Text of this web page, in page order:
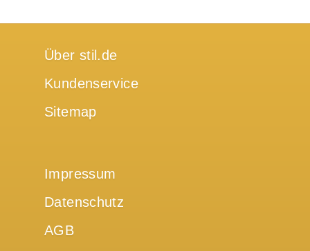
Über stil.de
Kundenservice
Sitemap
Impressum
Datenschutz
AGB